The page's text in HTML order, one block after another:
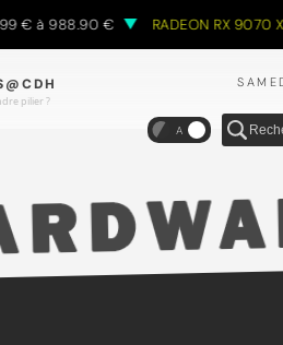
à 988.90 € RADEON RX 9070 XT :
pilier ?
A